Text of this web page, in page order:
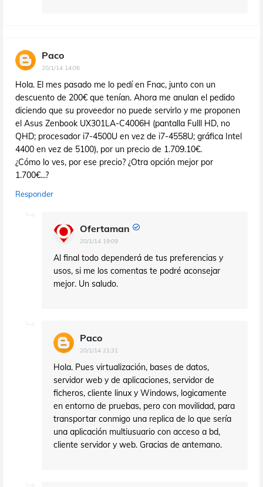
Paco
20/1/14 14:06
Hola. El mes pasado me lo pedí en Fnac, junto con un
descuento de 200€ que tenían. Ahora me anulan el pedido
diciendo que su proveedor no puede servirlo y me proponen
el Asus Zenbook UX301LA-C4006H (pantalla Fulll HD, no
QHD; procesador i7-4500U en vez de i7-4558U; gráfica Intel
4400 en vez de 5100), por un precio de 1.709.10€.
¿Cómo lo ves, por ese precio? ¿Otra opción mejor por
1.700€...?
Responder
Ofertaman
20/1/14 19:09
Al final todo dependerá de tus preferencias y
usos, si me los comentas te podré aconsejar
mejor. Un saludo.
Paco
20/1/14 21:31
Hola. Pues virtualización, bases de datos,
servidor web y de aplicaciones, servidor de
ficheros, cliente linux y Windows, logicamente
en entorno de pruebas, pero con movilidad, para
transportar conmigo una replica de lo que sería
una aplicación multiusuario con acceso a bd,
cliente servidor y web. Gracias de antemano.